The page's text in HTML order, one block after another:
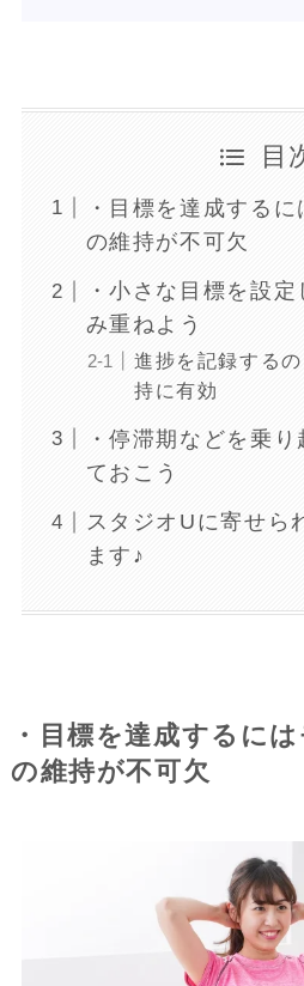
目
・目標を達成する
の維持が不可欠
・小さな目標を設
み重ねよう
進捗を記録する
持に有効
・停滞期などを乗
ておこう
スタジオUに寄せら
ます♪
・目標を達成するに
の維持が不可欠